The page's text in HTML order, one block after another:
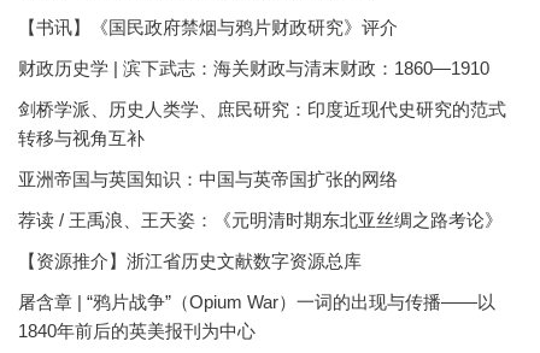
【书讯】《国民政府禁烟与鸦片财政研究》评介
财政历史学 | 滨下武志：海关财政与清末财政：1860—1910
剑桥学派、历史人类学、庶民研究：印度近现代史研究的范式
转移与视角互补
亚洲帝国与英国知识：中国与英帝国扩张的网络
荐读 / 王禹浪、王天姿：《元明清时期东北亚丝绸之路考论》
【资源推介】浙江省历史文献数字资源总库
屠含章 | “鸦片战争”（Opium War）一词的出现与传播——以
1840年前后的英美报刊为中心